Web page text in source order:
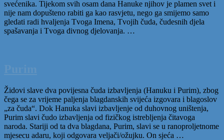
svećenika. Tijekom svih osam dana Hanuke njihov je plamen svet i
nije nam dopušteno rabiti ga kao rasvjetu, nego ga smijemo samo
gledati radi hvaljenja Tvoga Imena, Tvojih čuda, čudesnih djela
spašavanja i Tvoga divnog djelovanja. …
Židovi slave dva povijesna čuda izbavljenja (Hanuku i Purim), zbog
čega se za vrijeme paljenja blagdanskih svijeća izgovara i blagoslov
„za čuda“. Dok Hanuka slavi izbavljenje od duhovnog uništenja,
Purim slavi čudo izbavljenja od fizičkog istrebljenja čitavoga
naroda. Stariji od ta dva blagdana, Purim, slavi se u ranoproljetnome
mjesecu adaru, koji odgovara veljači/ožujku. On sjeća …